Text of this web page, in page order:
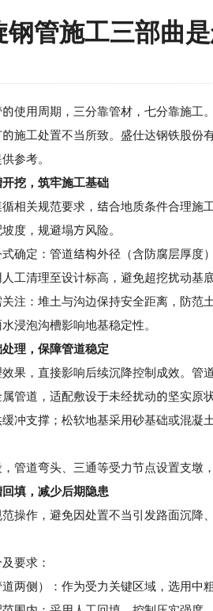
管施工三部曲
的使用周期，三分靠管材，七分靠施工
施工处置不当所致。盛仕达钢铁股
参考。
挖，筑牢施工基础
关规范要求，结合地质条件合理施
度，规避塌方风险。
定：管道结构外径（含防腐层厚度
工清理至设计标高，避免超挖扰动基底
：堆土与沟边保持安全距离，防范
浸泡沟槽影响地基稳定性。
理，保障管道稳定
，直接影响后续沉降控制成效。管
管道，适配敷设于未经扰动的坚实原
冲支撑；松软地基采用砂基础或混
道弯头、三通等受力节点设置支墩，
填，减少后期隐患
作，避免因处置不当引发路面沉降
要求：
侧）：作为受力关键区域，选用中